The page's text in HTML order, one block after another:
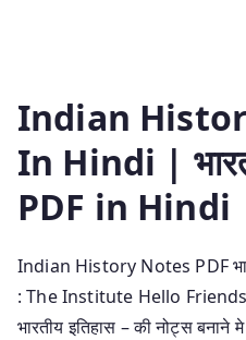
Indian
In Hindi |
PDF in Hindi
Indian History Notes PDF
: The Institute Hello
भारतीय इतिहास – की नोट्स